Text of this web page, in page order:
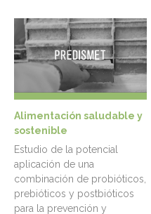
Alimentación saludable y
sostenible
Estudio de la potencial
aplicación de una
combinación de probióticos,
prebióticos y postbióticos
para la prevención y